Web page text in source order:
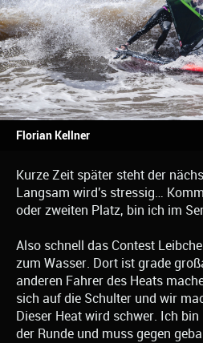
Florian Kellner
Kurze Zeit später steht der
Langsam wird's stressig…
oder zweiten Platz, bin ich im
Also schnell das Contest
zum Wasser. Dort ist grade
anderen Fahrer des Heats
sich auf die Schulter und wir
Dieser Heat wird schwer. Ich
der Runde und muss gegen